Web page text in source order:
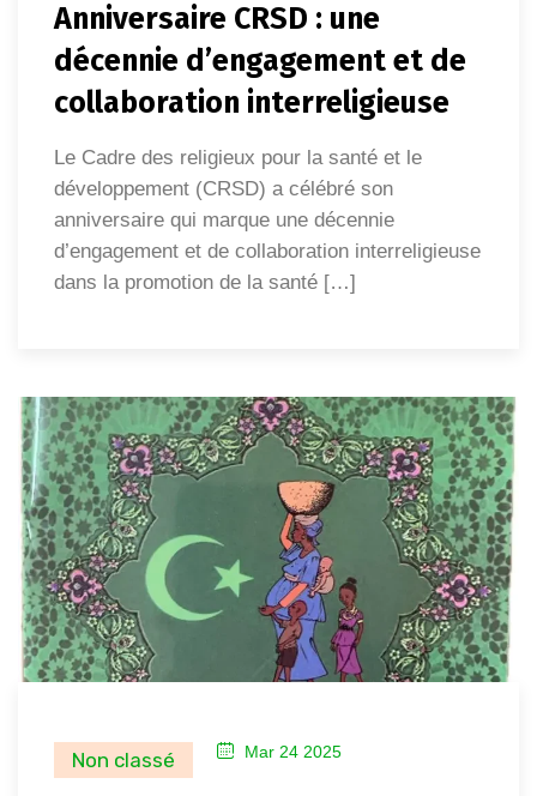
Anniversaire CRSD : une
décennie d’engagement et de
collaboration interreligieuse
Le Cadre des religieux pour la santé et le
développement (CRSD) a célébré son
anniversaire qui marque une décennie
d’engagement et de collaboration interreligieuse
dans la promotion de la santé […]
Non classé Mar 24 2025